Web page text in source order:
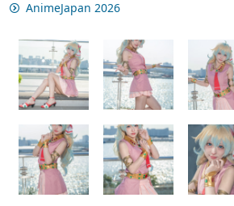
AnimeJapan 2026